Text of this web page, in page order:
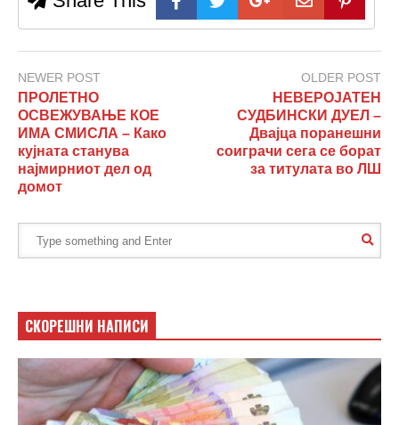
NEWER POST
ПРОЛЕТНО
ОСВЕЖУВАЊЕ КОЕ
ИМА СМИСЛА – Како
кујната станува
најмирниот дел од
домот
OLDER POST
НЕВЕРОЈАТЕН
СУДБИНСКИ ДУЕЛ –
Двајца поранешни
соиграчи сега се борат
за титулата во ЛШ
СКОРЕШНИ НАПИСИ